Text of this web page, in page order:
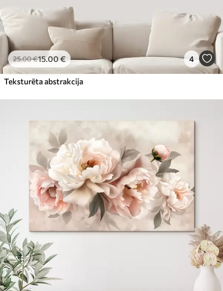
25.00€15.00€ 4
Teksturēta abstrakcija